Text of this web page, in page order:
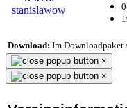
Download: Im Downloadpaket
×
×